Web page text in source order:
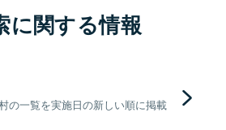
に関する情報
の一覧を実施日の新しい順に掲載